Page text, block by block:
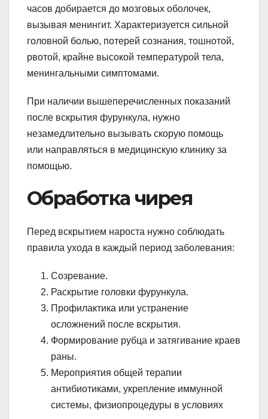
часов добирается до мозговых оболочек,
вызывая менингит. Характеризуется сильной
головной болью, потерей сознания, тошнотой,
рвотой, крайне высокой температурой тела,
менингальными симптомами.
При наличии вышеперечисленных показаний
после вскрытия фурункула, нужно
незамедлительно вызывать скорую помощь
или направляться в медицинскую клинику за
помощью.
Обработка чирея
Перед вскрытием нароста нужно соблюдать
правила ухода в каждый период заболевания:
Созревание.
Раскрытие головки фурункула.
Профилактика или устранение
осложнений после вскрытия.
Формирование рубца и затягивание краев
раны.
Мероприятия общей терапии
антибиотиками, укрепление иммунной
системы, физиопроцедуры в условиях